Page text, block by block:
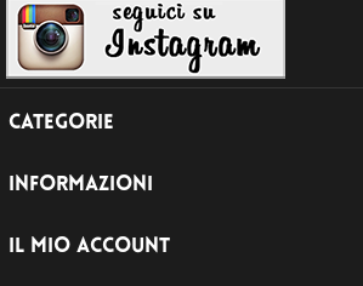
CATEGORIE
INFORMAZIONI
IL MIO ACCOUNT